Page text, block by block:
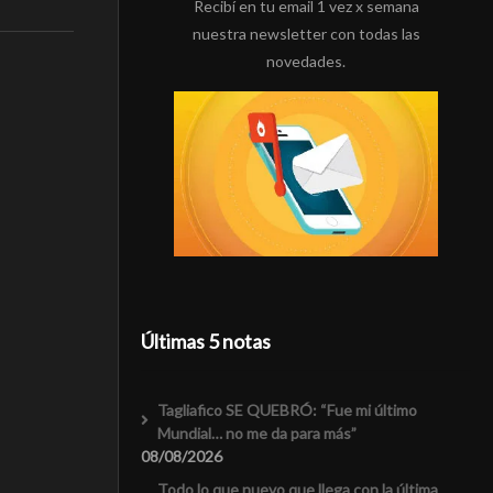
Recibí en tu email 1 vez x semana
nuestra newsletter con todas las
novedades.
Últimas 5 notas
Tagliafico SE QUEBRÓ: “Fue mi último
Mundial… no me da para más”
08/08/2026
Todo lo que nuevo que llega con la última